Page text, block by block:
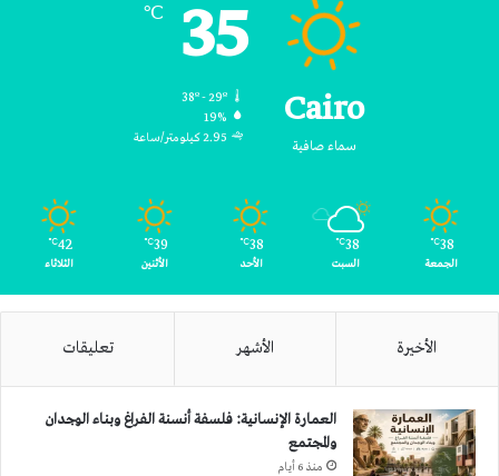
Cairo
سماء صافية
35
℃
38º - 29º
19%
2.95 كيلومتر/ساعة
38
℃
الجمعة
38
℃
السبت
38
℃
الأحد
39
℃
الأثنين
42
℃
الثلاثاء
الأخيرة الأشهر تعليقات
العمارة الإنسانية: فلسفة أنسنة الفراغ وبناء الوجدان
والمجتمع
منذ 6 أيام